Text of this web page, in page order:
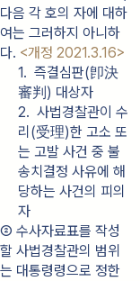
다음 각 호의 자에 대하
여는 그러하지 아니하
다. <개정 2021.3.16>
1.  즉결심판(卽決
審判) 대상자
2.  사법경찰관이 수
리(受理)한 고소 또
는 고발 사건 중 불
송치결정 사유에 해
당하는 사건의 피의
자
② 수사자료표를 작성
할 사법경찰관의 범위
는 대통령령으로 정한